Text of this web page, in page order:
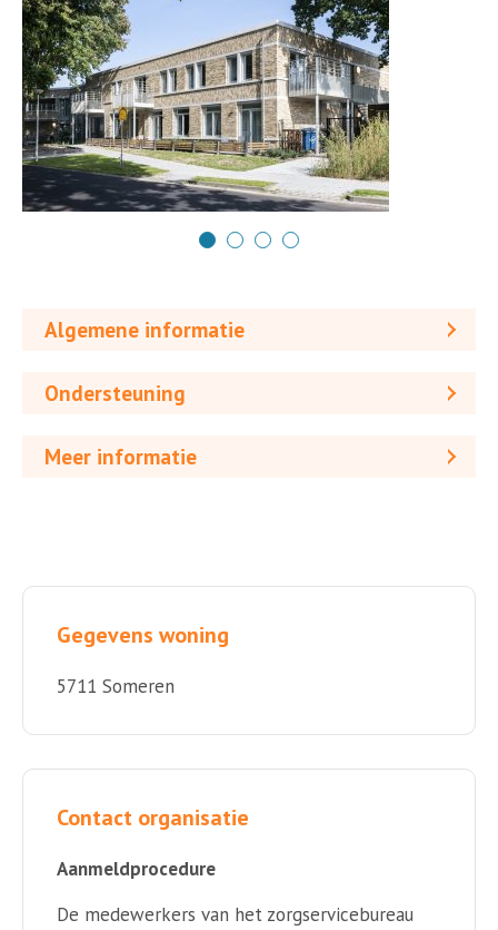
Algemene informatie
Ondersteuning
Meer informatie
Gegevens woning
5711 Someren
Contact organisatie
Aanmeldprocedure
De medewerkers van het zorgservicebureau